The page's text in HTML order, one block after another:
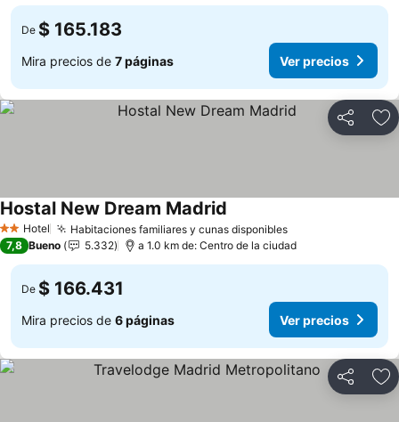
De $ 165.183
Mira precios de 7 páginas Ver precios
Compartir
2 Estrellas
Hotel Habitaciones familiares y cunas disponiblesVer precios
Hostal New Dream Madrid
7,8 Bueno 5.332 a 1.0 km de: Centro de la ciudad
De $ 166.431
Mira precios de 6 páginas Ver precios
Compartir